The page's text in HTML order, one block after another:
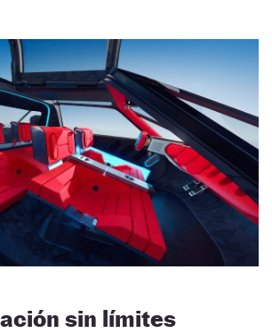
sin límites